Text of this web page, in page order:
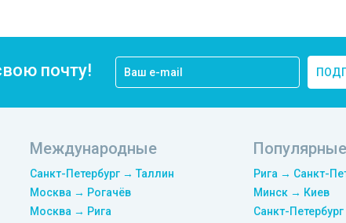
почту!
Международные
Санкт-Петербург → Таллин
Москва → Рогачёв
Москва → Рига
Популярные
Рига → Санкт-
Минск → Киев
Санкт-